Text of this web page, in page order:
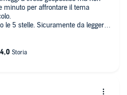
minuto per affrontare il tema
le 5 stelle. Sicuramente da leggere